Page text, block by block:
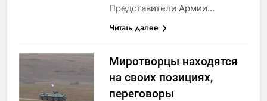
Представители Армии…
Читать далее
Миротворцы находятся
на своих позициях,
переговоры